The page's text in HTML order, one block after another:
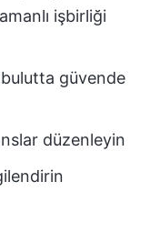
işbirliği
güvende
düzenleyin